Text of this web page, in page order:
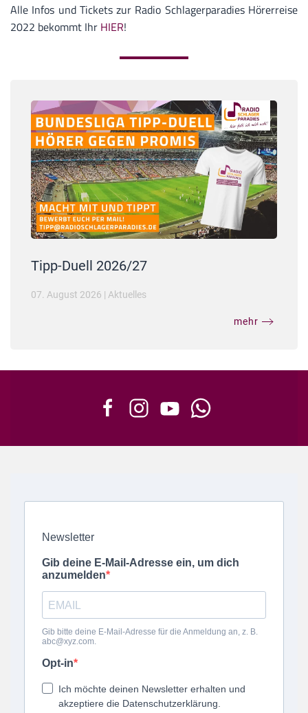
Alle Infos und Tickets zur Radio Schlagerparadies Hörerreise
2022 bekommt Ihr HIER!
Tipp-Duell 2026/27
07. August 2026 | Aktuelles
mehr